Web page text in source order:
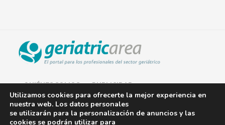
QUIÉNES SOMOS PUBLICIDAD
AVISO LEGAL
Utilizamos cookies para ofrecerte la mejor experiencia en
nuestra web. Los datos personales
se utilizarán para la personalización de anuncios y las
cookies se podrán utilizar para